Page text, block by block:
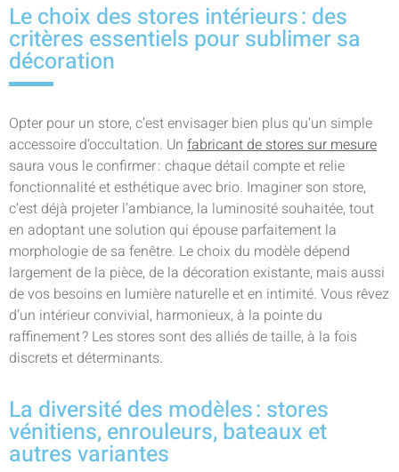
Le choix des stores intérieurs : des
critères essentiels pour sublimer sa
décoration
Opter pour un store, c’est envisager bien plus qu’un simple
accessoire d’occultation. Un fabricant de stores sur mesure
saura vous le confirmer : chaque détail compte et relie
fonctionnalité et esthétique avec brio. Imaginer son store,
c’est déjà projeter l’ambiance, la luminosité souhaitée, tout
en adoptant une solution qui épouse parfaitement la
morphologie de sa fenêtre. Le choix du modèle dépend
largement de la pièce, de la décoration existante, mais aussi
de vos besoins en lumière naturelle et en intimité. Vous rêvez
d’un intérieur convivial, harmonieux, à la pointe du
raffinement ? Les stores sont des alliés de taille, à la fois
discrets et déterminants.
La diversité des modèles : stores
vénitiens, enrouleurs, bateaux et
autres variantes